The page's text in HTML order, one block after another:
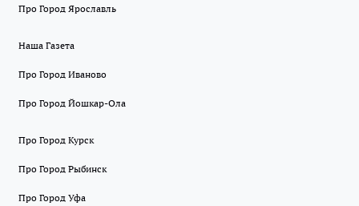
Про Город Ярославль
Наша Газета
Про Город Иваново
Про Город Йошкар-Ола
Про Город Курск
Про Город Рыбинск
Про Город Уфа